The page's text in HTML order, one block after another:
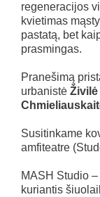
regeneracijos
kvietimas
pastatą, bet
prasmingas.
Pranešimą
urbanistė
Susitinkame
amfiteatre
MASH Studio
kuriantis